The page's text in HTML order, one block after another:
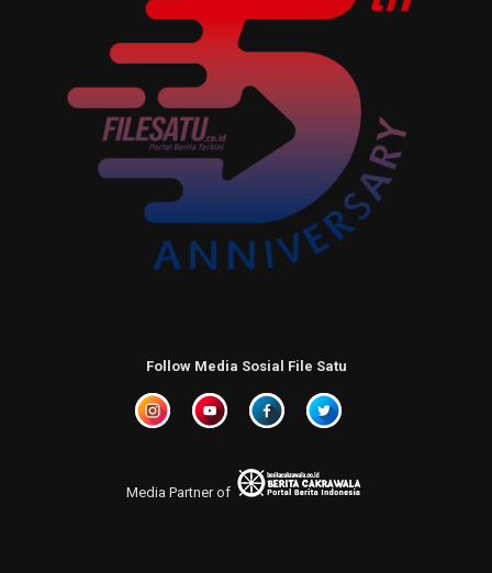
Follow Media Sosial File Satu
Media Partner of